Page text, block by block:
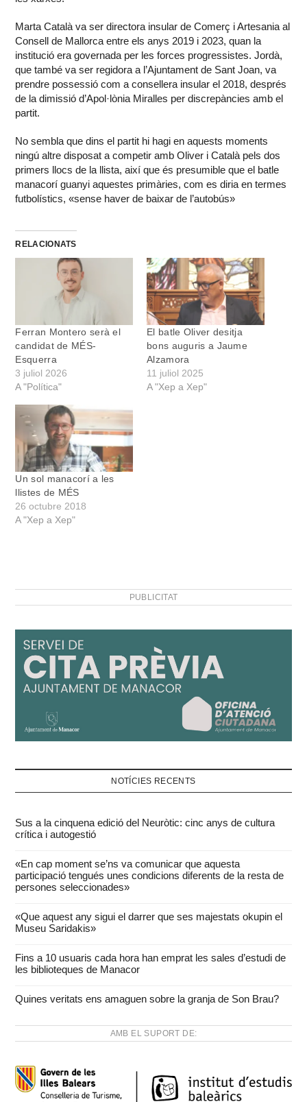
Marta Català va ser directora insular de Comerç i Artesania al
Consell de Mallorca entre els anys 2019 i 2023, quan la
institució era governada per les forces progressistes. Jordà,
que també va ser regidora a l’Ajuntament de Sant Joan, va
prendre possessió com a consellera insular el 2018, després
de la dimissió d’Apol·lònia Miralles per discrepàncies amb el
partit.
No sembla que dins el partit hi hagi en aquests moments
ningú altre disposat a competir amb Oliver i Català pels dos
primers llocs de la llista, així que és presumible que el batle
manacorí guanyi aquestes primàries, com es diria en termes
futbolístics, «sense haver de baixar de l’autobús»
RELACIONATS
Ferran Montero serà el
candidat de MÉS-
Esquerra
3 juliol 2026
A "Política"
El batle Oliver desitja
bons auguris a Jaume
Alzamora
11 juliol 2025
A "Xep a Xep"
Un sol manacorí a les
llistes de MÉS
26 octubre 2018
A "Xep a Xep"
PUBLICITAT
NOTÍCIES RECENTS
Sus a la cinquena edició del Neuròtic: cinc anys de cultura
crítica i autogestió
«En cap moment se’ns va comunicar que aquesta
participació tengués unes condicions diferents de la resta de
persones seleccionades»
«Que aquest any sigui el darrer que ses majestats okupin el
Museu Saridakis»
Fins a 10 usuaris cada hora han emprat les sales d’estudi de
les biblioteques de Manacor
Quines veritats ens amaguen sobre la granja de Son Brau?
AMB EL SUPORT DE: